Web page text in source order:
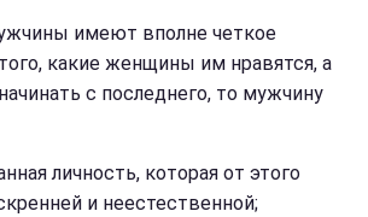
имеют вполне четкое
какие женщины им нравятся, а
с последнего, то мужчину
личность, которая от этого
и неестественной;